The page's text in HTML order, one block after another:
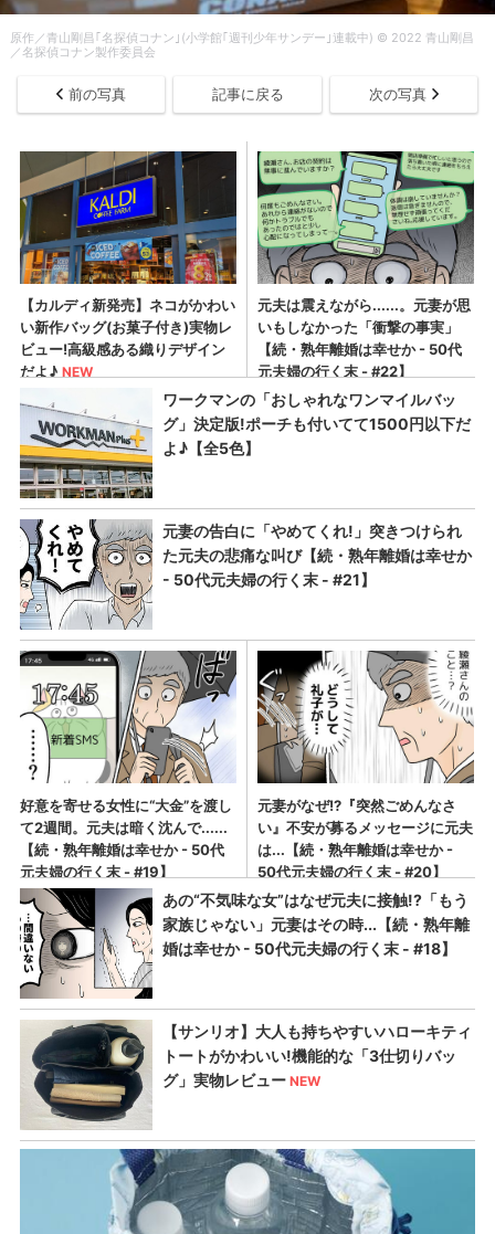
原作／青山剛昌｢名探偵コナン｣(小学館｢週刊少年サンデー｣連載中) © 2022 青山剛昌
／名探偵コナン製作委員会
前の写真 記事に戻る 次の写真